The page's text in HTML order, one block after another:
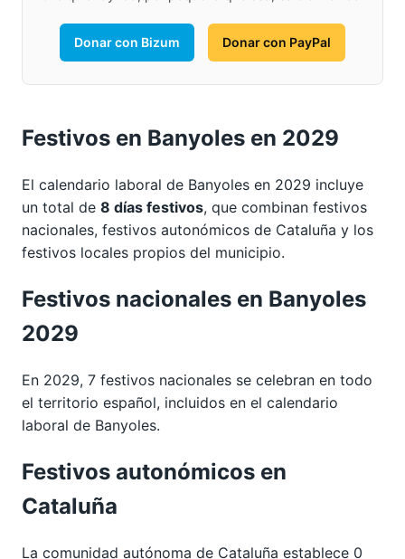
Donar con Bizum Donar con PayPal
Festivos en Banyoles en 2029
El calendario laboral de Banyoles en 2029 incluye
un total de 8 días festivos, que combinan festivos
nacionales, festivos autonómicos de Cataluña y los
festivos locales propios del municipio.
Festivos nacionales en Banyoles
2029
En 2029, 7 festivos nacionales se celebran en todo
el territorio español, incluidos en el calendario
laboral de Banyoles.
Festivos autonómicos en
Cataluña
La comunidad autónoma de Cataluña establece 0